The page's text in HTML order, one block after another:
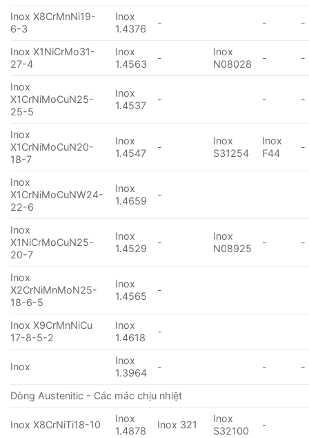
Inox X8CrMnNi19-
6-3
Inox
1.4376
- - -
Inox X1NiCrMo31-
27-4
Inox
1.4563
-
Inox
N08028
- -
Inox
X1CrNiMoCuN25-
25-5
Inox
1.4537
- - -
Inox
X1CrNiMoCuN20-
18-7
Inox
1.4547
-
Inox
S31254
Inox
F44
-
Inox
X1CrNiMoCuNW24-
22-6
Inox
1.4659
-
Inox
X1NiCrMoCuN25-
20-7
Inox
1.4529
-
Inox
N08925
- -
Inox
X2CrNiMnMoN25-
18-6-5
Inox
1.4565
-
Inox X9CrMnNiCu
17-8-5-2
Inox
1.4618
-
Inox
Inox
1.3964
- - -
Dòng Austenitic - Các mác chịu nhiệt
Inox X8CrNiTi18-10
Inox
1.4878
Inox 321
Inox
S32100
-